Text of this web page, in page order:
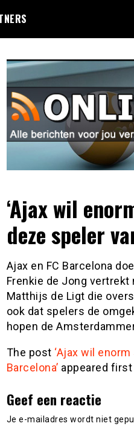
‘Ajax wil
deze speler
Ajax en FC Barcelona
Frenkie de Jong vertrekt
Matthijs de Ligt die
ook dat spelers de
hopen de
The post ‘Ajax wil
Barcelona’ appeared first
Geef een reactie
Je e-mailadres wordt niet